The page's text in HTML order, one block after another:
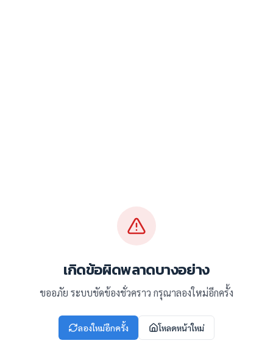
เกิดข้อผิดพลาดบางอย่าง
ขออภัย ระบบขัดข้องชั่วคราว กรุณาลองใหม่อีกครั้ง
ลองใหม่อีกครั้ง โหลดหน้าใหม่